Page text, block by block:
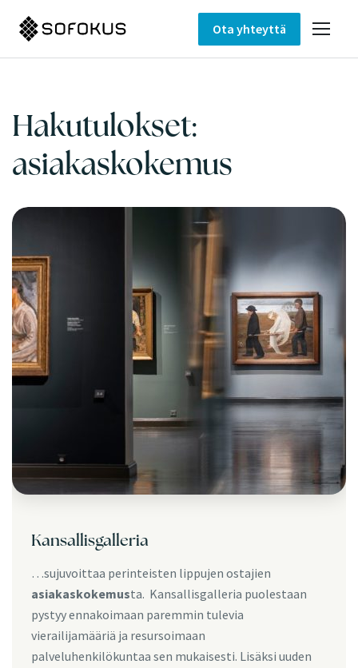
Ota yhteyttä
Hakutulokset:
asiakaskokemus
Kansallisgalleria
…sujuvoittaa perinteisten lippujen ostajien
asiakaskokemusta. Kansallisgalleria puolestaan
pystyy ennakoimaan paremmin tulevia
vierailijamääriä ja resursoimaan
palveluhenkilökuntaa sen mukaisesti. Lisäksi uuden